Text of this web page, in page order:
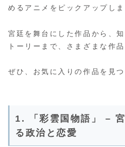
めるアニメをピックアップしま
宮廷を舞台にした作品から、
トーリーまで、さまざまな作
ぜひ、お気に入りの作品を見
1. 「彩雲国物語」 –
る政治と恋愛